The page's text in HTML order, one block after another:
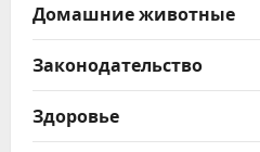
Домашние животные
Законодательство
Здоровье